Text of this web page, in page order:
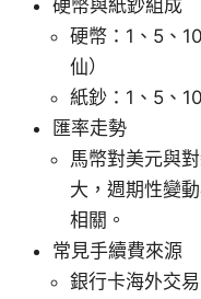
硬幣與紙鈔組成
硬幣：1、5、
仙）
紙鈔：1、5、
匯率走勢
馬幣對美元與
大，週期性變
相關。
常見手續費來源
銀行卡海外交